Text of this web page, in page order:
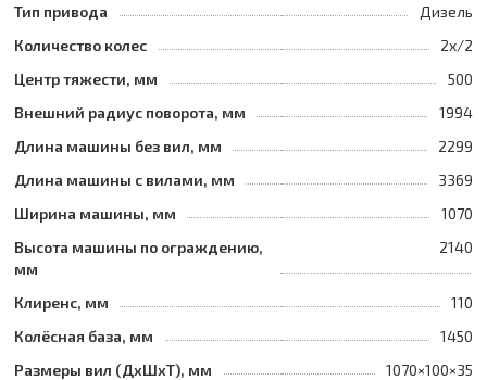
Тип привода
Дизель
Количество колес
2х/2
Центр тяжести, мм
500
Внешний радиус поворота, мм
1994
Длина машины без вил, мм
2299
Длина машины с вилами, мм
3369
Ширина машины, мм
1070
Высота машины по ограждению,
мм
2140
Клиренс, мм
110
Колёсная база, мм
1450
Размеры вил (ДхШхТ), мм
1070×100×35